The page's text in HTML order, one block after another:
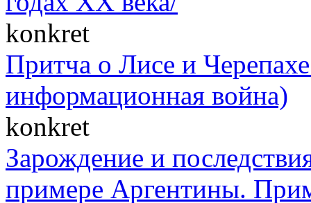
konkret
Притча о Лисе и
информационная война)
konkret
Зарождение и
примере Аргентины.